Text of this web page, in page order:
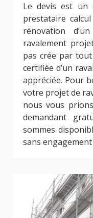
Le devis est un
prestataire
rénovation
ravalement
pas crée par tout
certifiée d’un
appréciée. Pour
votre projet de
nous vous
demandant
sommes
sans